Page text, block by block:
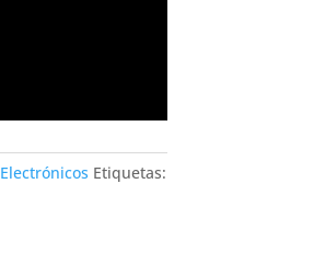
Electrónicos Etiquetas: